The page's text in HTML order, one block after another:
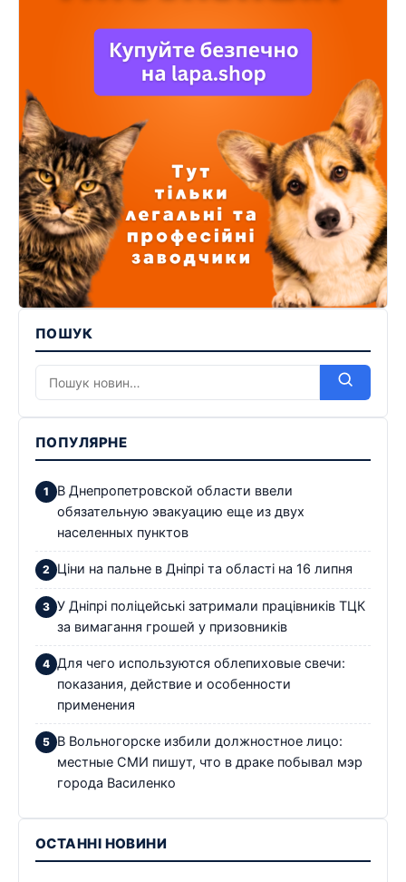
ПОШУК
ПОПУЛЯРНЕ
В Днепропетровской области ввели
обязательную эвакуацию еще из двух
населенных пунктов
Ціни на пальне в Дніпрі та області на 16 липня
У Дніпрі поліцейські затримали працівників ТЦК
за вимагання грошей у призовників
Для чего используются облепиховые свечи:
показания, действие и особенности
применения
В Вольногорске избили должностное лицо:
местные СМИ пишут, что в драке побывал мэр
города Василенко
ОСТАННІ НОВИНИ